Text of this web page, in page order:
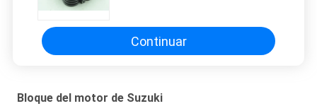
Continuar
Bloque del motor de Suzuki